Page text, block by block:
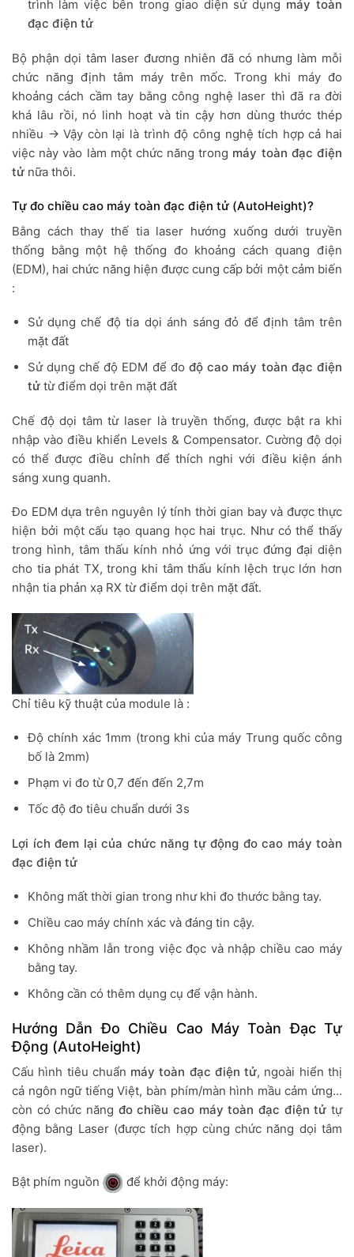
trình làm việc bên trong giao diện sử dụng máy toàn
đạc điện tử
Bộ phận dọi tâm laser đương nhiên đã có nhưng làm mỗi
chức năng định tâm máy trên mốc. Trong khi máy đo
khoảng cách cầm tay bằng công nghệ laser thì đã ra đời
khá lâu rồi, nó linh hoạt và tin cậy hơn dùng thước thép
nhiều → Vậy còn lại là trình độ công nghệ tích hợp cả hai
việc này vào làm một chức năng trong máy toàn đạc điện
tử nữa thôi.
Tự đo chiều cao máy toàn đạc điện tử (AutoHeight)?
Bằng cách thay thế tia laser hướng xuống dưới truyền
thống bằng một hệ thống đo khoảng cách quang điện
(EDM), hai chức năng hiện được cung cấp bởi một cảm biến
:
Sử dụng chế độ tia dọi ánh sáng đỏ để định tâm trên
mặt đất
Sử dụng chế độ EDM để đo độ cao máy toàn đạc điện
tửtừ điểm dọi trên mặt đất
Chế độ dọi tâm từ laser là truyền thống, được bật ra khi
nhập vào điều khiển Levels & Compensator. Cường độ dọi
có thể được điều chỉnh để thích nghi với điều kiện ánh
sáng xung quanh.
Đo EDM dựa trên nguyên lý tính thời gian bay và được thực
hiện bởi một cấu tạo quang học hai trục. Như có thể thấy
trong hình, tâm thấu kính nhỏ ứng với trục đứng đại diện
cho tia phát TX, trong khi tâm thấu kính lệch trục lớn hơn
nhận tia phản xạ RX từ điểm dọi trên mặt đất.
Chỉ tiêu kỹ thuật của module là :
Độ chính xác 1mm (trong khi của máy Trung quốc công
bố là 2mm)
Phạm vi đo từ 0,7 đến đến 2,7m
Tốc độ đo tiêu chuẩn dưới 3s
Lợi ích đem lại của chức năng tự động đo cao máy toàn
đạc điện tử
Không mất thời gian trong như khi đo thước bằng tay.
Chiều cao máy chính xác và đáng tin cậy.
Không nhầm lẫn trong việc đọc và nhập chiều cao máy
bằng tay.
Không cần có thêm dụng cụ để vận hành.
Hướng Dẫn Đo Chiều Cao Máy Toàn Đạc Tự
Động (AutoHeight)
Cấu hình tiêu chuẩn máy toàn đạc điện tử, ngoài hiển thị
cả ngôn ngữ tiếng Việt, bàn phím/màn hình mầu cảm ứng…
còn có chức năng đo chiều cao máy toàn đạc điện tử tự
động bằng Laser (được tích hợp cùng chức năng dọi tâm
laser).
Bật phím nguồn để khởi động máy: